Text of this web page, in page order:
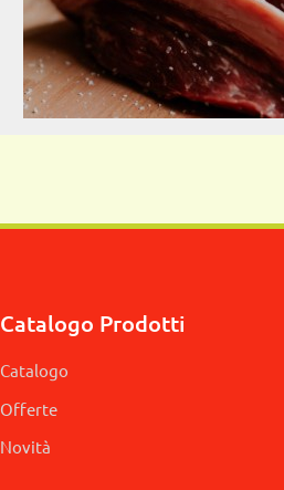
Catalogo Prodotti
Catalogo
Offerte
Novità